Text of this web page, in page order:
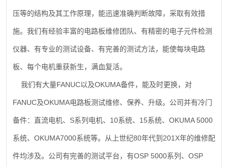
压等的结构及其工作原理，能迅速准确判断故障，采取有效措
施。我们有经验丰富的电路板维修团队、有精密的电子元件检测
仪器、有专业的测试设备、有完善的测试方法，能使每块电路
板、每个电机重获新生，满血复活。
我们有大量FANUC以及OKUMA备件，能及时更换，对
FANUC及OKUMA电路板测试维修、保养、升级。公司并有冷门
备件：直流电机、 S系列电机、 10系统、 15系统、 OKUMA 5000
系统、 OKUMA7000系统等。从上世纪80年代到 201X年的维修配
件均涉及。公司有完善的测试平台，有OSP 5000系列、 OSP